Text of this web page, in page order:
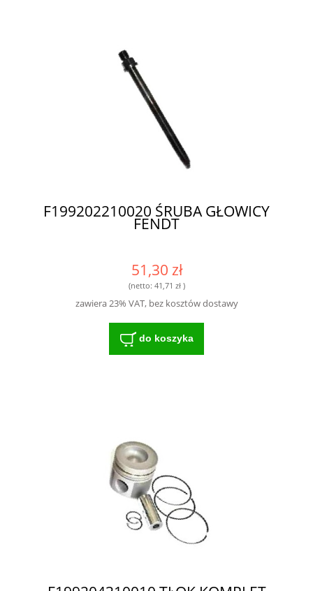
F199202210020 ŚRUBA GŁOWICY
FENDT
51,30 zł
(netto: 41,71 zł)
zawiera 23% VAT, bez kosztów dostawy
do koszyka